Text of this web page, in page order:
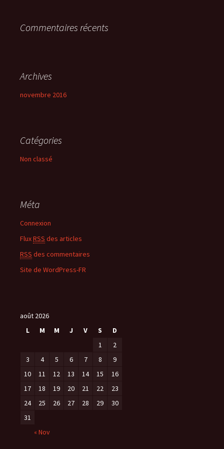
:Commentaires récents
Archives
novembre 2016
Catégories
Non classé
Méta
Connexion
FluxRSS des articles
RSS des commentaires
Site de WordPress-FR
août 2026
L
M M J V S D
« Nov
1
2
3
4 5 6 7 8
9
10
11 12 13 14 15
16
17
18 19 20 21 22
23
24
25 26 27 28 29
30
31